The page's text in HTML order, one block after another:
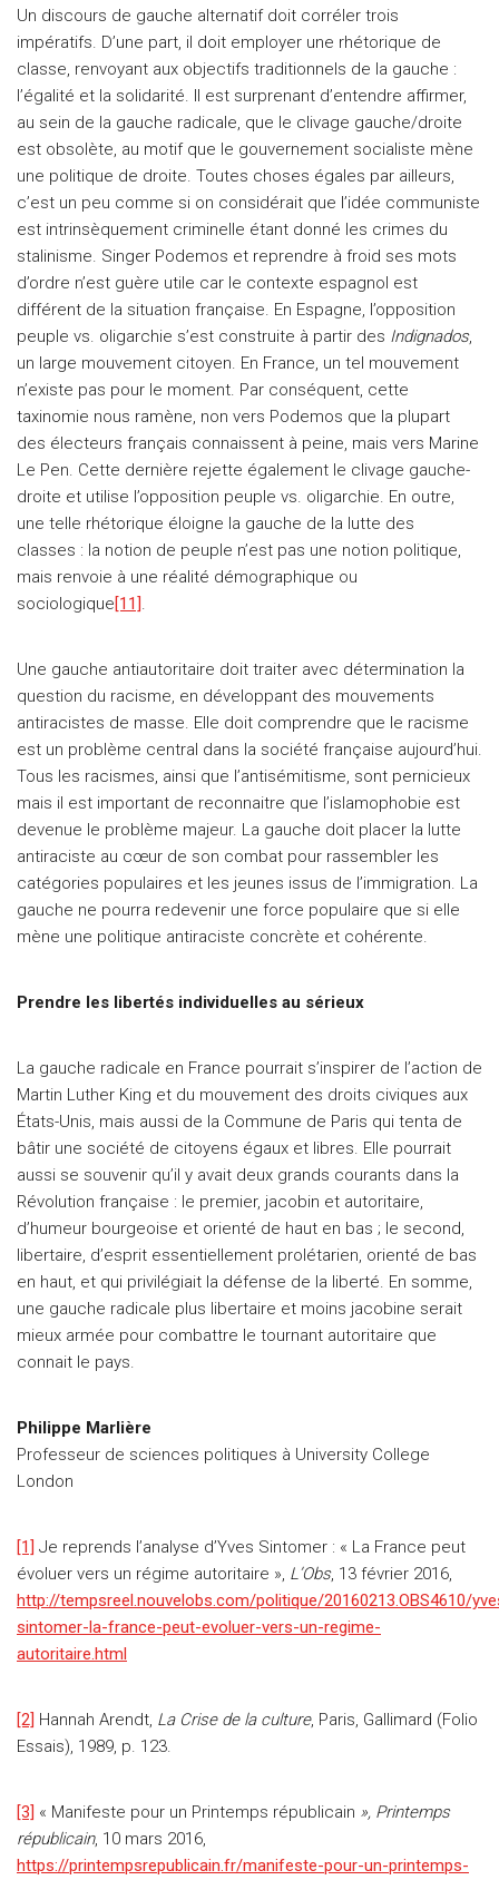
Un discours de gauche alternatif doit corréler trois
impératifs. D’une part, il doit employer une rhétorique de
classe, renvoyant aux objectifs traditionnels de la gauche :
l’égalité et la solidarité. Il est surprenant d’entendre affirmer,
au sein de la gauche radicale, que le clivage gauche/droite
est obsolète, au motif que le gouvernement socialiste mène
une politique de droite. Toutes choses égales par ailleurs,
c’est un peu comme si on considérait que l’idée communiste
est intrinsèquement criminelle étant donné les crimes du
stalinisme. Singer Podemos et reprendre à froid ses mots
d’ordre n’est guère utile car le contexte espagnol est
différent de la situation française. En Espagne, l’opposition
peuple vs. oligarchie s’est construite à partir des Indignados,
un large mouvement citoyen. En France, un tel mouvement
n’existe pas pour le moment. Par conséquent, cette
taxinomie nous ramène, non vers Podemos que la plupart
des électeurs français connaissent à peine, mais vers Marine
Le Pen. Cette dernière rejette également le clivage gauche-
droite et utilise l’opposition peuple vs. oligarchie. En outre,
une telle rhétorique éloigne la gauche de la lutte des
classes : la notion de peuple n’est pas une notion politique,
mais renvoie à une réalité démographique ou
sociologique[11].
Une gauche antiautoritaire doit traiter avec détermination la
question du racisme, en développant des mouvements
antiracistes de masse. Elle doit comprendre que le racisme
est un problème central dans la société française aujourd’hui.
Tous les racismes, ainsi que l’antisémitisme, sont pernicieux
mais il est important de reconnaitre que l’islamophobie est
devenue le problème majeur. La gauche doit placer la lutte
antiraciste au cœur de son combat pour rassembler les
catégories populaires et les jeunes issus de l’immigration. La
gauche ne pourra redevenir une force populaire que si elle
mène une politique antiraciste concrète et cohérente.
Prendre les libertés individuelles au sérieux
La gauche radicale en France pourrait s’inspirer de l’action de
Martin Luther King et du mouvement des droits civiques aux
États-Unis, mais aussi de la Commune de Paris qui tenta de
bâtir une société de citoyens égaux et libres. Elle pourrait
aussi se souvenir qu’il y avait deux grands courants dans la
Révolution française : le premier, jacobin et autoritaire,
d’humeur bourgeoise et orienté de haut en bas ; le second,
libertaire, d’esprit essentiellement prolétarien, orienté de bas
en haut, et qui privilégiait la défense de la liberté. En somme,
une gauche radicale plus libertaire et moins jacobine serait
mieux armée pour combattre le tournant autoritaire que
connait le pays.
Philippe Marlière
Professeur de sciences politiques à University College
London
[1] Je reprends l’analyse d’Yves Sintomer : « La France peut
évoluer vers un régime autoritaire », L’Obs, 13 février 2016,
http://tempsreel.nouvelobs.com/politique/20160213.OBS4610/
sintomer-la-france-peut-evoluer-vers-un-regime-
autoritaire.html
[2] Hannah Arendt, La Crise de la culture, Paris, Gallimard (Folio
Essais), 1989, p. 123.
[3] « Manifeste pour un Printemps républicain », Printemps
républicain, 10 mars 2016,
https://printempsrepublicain.fr/manifeste-pour-un-printemps-